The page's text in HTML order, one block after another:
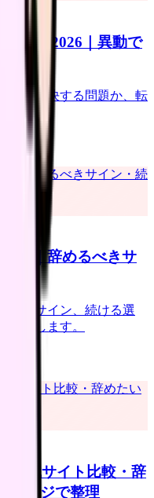
判断 2026｜異動で
動で解決する問題か、転
ド｜辞めるべきサ
限界サイン、続ける選
整理します。
転職サイト比較・辞
ページで整理